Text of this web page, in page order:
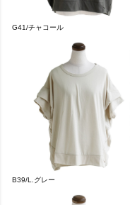
G41/チャコール
B39/L.グレー